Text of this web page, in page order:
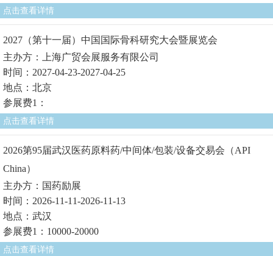
点击查看详情
2027（第十一届）中国国际骨科研究大会暨展览会
主办方：上海广贸会展服务有限公司
时间：2027-04-23-2027-04-25
地点：北京
参展费1：
点击查看详情
2026第95届武汉医药原料药/中间体/包装/设备交易会（API
China）
主办方：国药励展
时间：2026-11-11-2026-11-13
地点：武汉
参展费1：10000-20000
点击查看详情